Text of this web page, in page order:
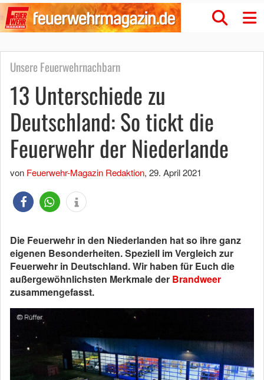
Unsere Feuerwehrnachbarn
13 Unterschiede zu
Deutschland: So tickt die
Feuerwehr der Niederlande
von Feuerwehr-Magazin Redaktion, 29. April 2021
Die Feuerwehr in den Niederlanden hat so ihre ganz
eigenen Besonderheiten. Speziell im Vergleich zur
Feuerwehr in Deutschland. Wir haben für Euch die
außergewöhnlichsten Merkmale der Brandweer
zusammengefasst.